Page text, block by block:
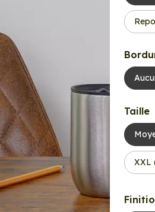
Taille
XXL